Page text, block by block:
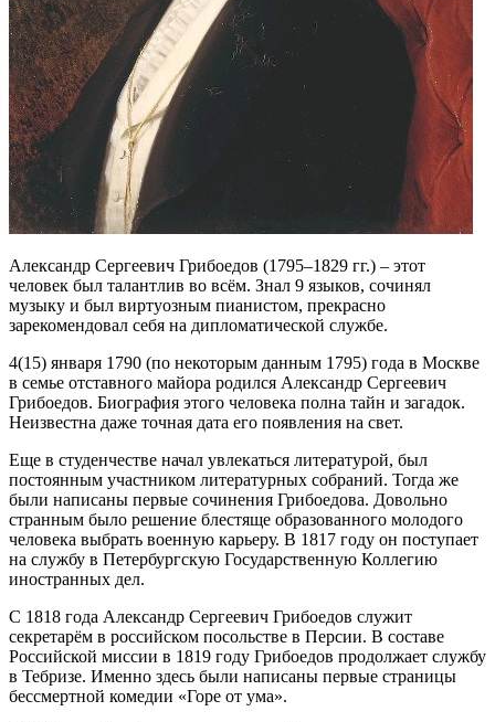
Александр Сергеевич Грибоедов (1795–1829 гг.) – этот
человек был талантлив во всём. Знал 9 языков, сочинял
музыку и был виртуозным пианистом, прекрасно
зарекомендовал себя на дипломатической службе.
4(15) января 1790 (по некоторым данным 1795) года в Москве
в семье отставного майора родился Александр Сергеевич
Грибоедов. Биография этого человека полна тайн и загадок.
Неизвестна даже точная дата его появления на свет.
Еще в студенчестве начал увлекаться литературой, был
постоянным участником литературных собраний. Тогда же
были написаны первые сочинения Грибоедова. Довольно
странным было решение блестяще образованного молодого
человека выбрать военную карьеру. В 1817 году он поступает
на службу в Петербургскую Государственную Коллегию
иностранных дел.
С 1818 года Александр Сергеевич Грибоедов служит
секретарём в российском посольстве в Персии. В составе
Российской миссии в 1819 году Грибоедов продолжает службу
в Тебризе. Именно здесь были написаны первые страницы
бессмертной комедии «Горе от ума».